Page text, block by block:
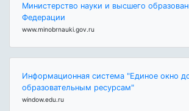
Министерство науки и высшего
Федерации
www.minobrnauki.gov.ru
Информационная система "Единое окно
образовательным ресурсам"
window.edu.ru